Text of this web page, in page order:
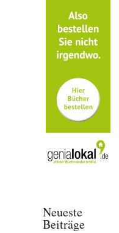
Neueste
Beiträge